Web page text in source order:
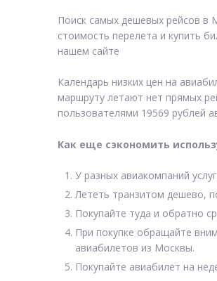
Поиск самых дешевых рейсов в
стоимость перелета и купить
нашем сайте
Календарь низких цен на
маршруту летают нет прямых
пользователями 19569 рублей
Как еще сэкономить
У разных авиакомпаний
Лететь транзитом дешево,
Покупайте туда и обратно
При покупке обращайте
авиабилетов из Москвы.
Покупайте авиабилет на